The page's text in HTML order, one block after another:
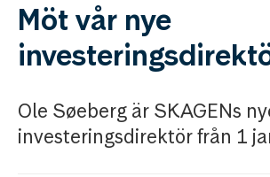
Möt vår nye
Ole Søeberg är SKAGENs
investeringsdirektör från 1